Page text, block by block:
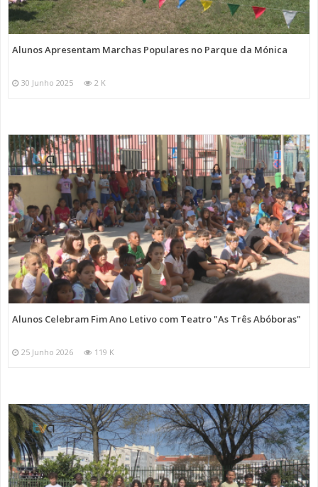
Alunos Apresentam Marchas Populares no Parque da Mónica
30 Junho 2025 2 K
Alunos Celebram Fim Ano Letivo com Teatro "As Três Abóboras"
25 Junho 2026 119 K